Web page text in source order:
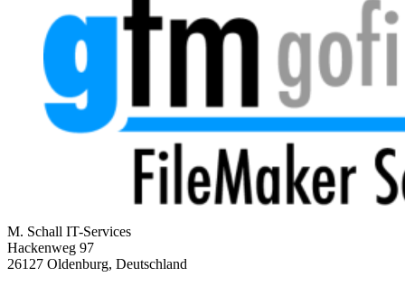
M. Schall IT-Services
Hackenweg 97
26127 Oldenburg, Deutschland